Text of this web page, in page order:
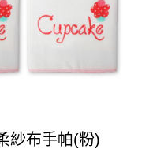
紗布手帕(粉)